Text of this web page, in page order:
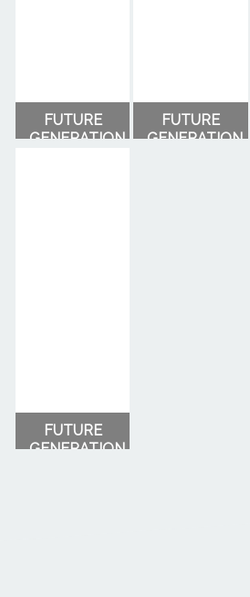
FUTURE
GENERATION
FUTURE
GENERATION
FUTURE
GENERATION